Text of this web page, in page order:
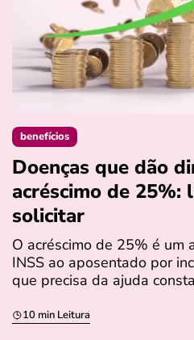
benefícios
Doenças que dão
acréscimo de 25%:
solicitar
O acréscimo de 25% é um
INSS ao aposentado por
que precisa da ajuda
10 min Leitura